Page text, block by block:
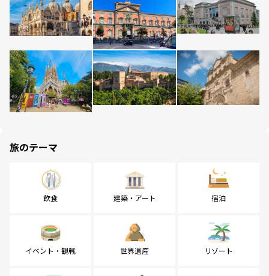
旅のテーマ
飲食 建築・アート 宿泊
イベント・観戦 世界遺産 リゾート